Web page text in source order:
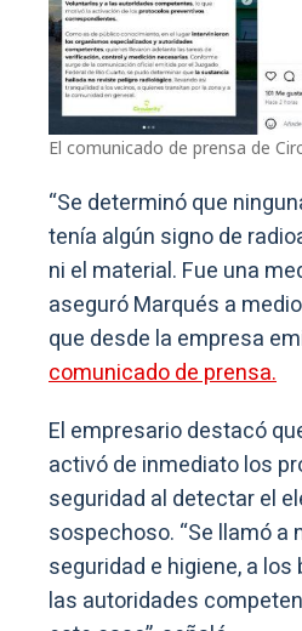
El comunicado de prensa de
“Se determinó que
tenía algún signo de
ni el material. Fue una
aseguró Marqués a
que desde la empresa
comunicado de prensa.
El empresario destacó
activó de inmediato los
seguridad al detectar el
sospechoso. “Se llamó a
seguridad e higiene, a
las autoridades